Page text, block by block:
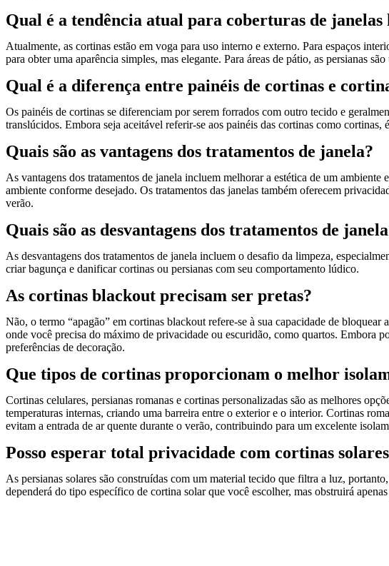
Qual é a tendência atual para coberturas de janelas
Atualmente, as cortinas estão em voga para uso interno e externo. Para espaços
para obter uma aparência simples, mas elegante. Para áreas de pátio, as persianas
Qual é a diferença entre painéis de cortinas e
Os painéis de cortinas se diferenciam por serem forrados com outro tecido e
translúcidos. Embora seja aceitável referir-se aos painéis das cortinas como
Quais são as vantagens dos tratamentos de janela?
As vantagens dos tratamentos de janela incluem melhorar a estética de um
ambiente conforme desejado. Os tratamentos das janelas também oferecem
verão.
Quais são as desvantagens dos tratamentos de
As desvantagens dos tratamentos de janela incluem o desafio da limpeza,
criar bagunça e danificar cortinas ou persianas com seu comportamento lúdico.
As cortinas blackout precisam ser pretas?
Não, o termo “apagão” em cortinas blackout refere-se à sua capacidade de
onde você precisa do máximo de privacidade ou escuridão, como quartos. Embora
preferências de decoração.
Que tipos de cortinas proporcionam o melhor
Cortinas celulares, persianas romanas e cortinas personalizadas são as melhores
temperaturas internas, criando uma barreira entre o exterior e o interior. Cortinas
evitam a entrada de ar quente durante o verão, contribuindo para um excelente
Posso esperar total privacidade com cortinas
As persianas solares são construídas com um material tecido que filtra a luz,
dependerá do tipo específico de cortina solar que você escolher, mas obstruirá